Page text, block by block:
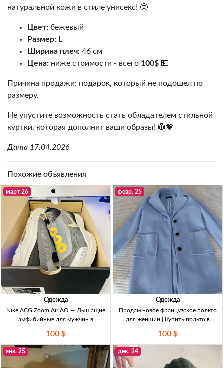
натуральной кожи в стиле унисекс! 🤩
Цвет: бежевый
Размер: L
Ширина плеч: 46 см
Цена: ниже стоимости - всего 100$ 💵
Причина продажи: подарок, который не подошел по
размеру.
Не упустите возможность стать обладателем стильной
куртки, которая дополнит ваши образы! 🧥💖
Дата 17.04.2026
Похожие объявления
март 26
Одежда
Nike ACG Zoom Air AO — Дышащие
амфибийные для мужчин в
дышащие, серый/жёлтый, рост +2-3
см, $100
100 $
февр. 25
Одежда
Продам новое французское польто
для женщин | Купить польто в
М, 100$.
100 $
янв. 25 дек. 24